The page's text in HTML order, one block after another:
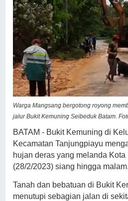
Warga Mangsang bergotong royong
jalur Bukit Kemuning Seibeduk Batam.
BATAM - Bukit Kemuning di
Kecamatan Tanjungpiayu
hujan deras yang melanda Kota
(28/2/2023) siang hingga malam.
Tanah dan bebatuan di Bukit
menutupi sebagian jalan di